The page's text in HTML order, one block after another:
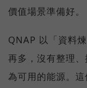
價值場景準備好。
QNAP 以「資料
再多，沒有整理
為可用的能源。